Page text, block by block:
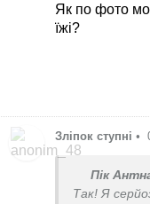
Як по фото
їжі?
Зліпок ступні •
Пік
Так! Я